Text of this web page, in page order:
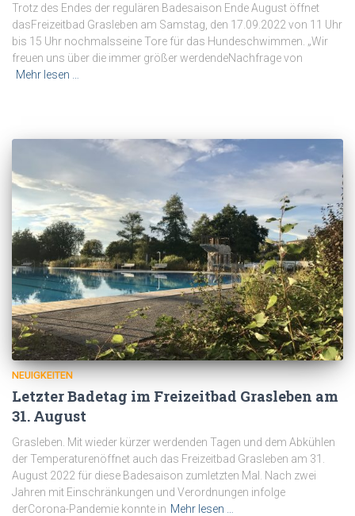
Trotz des Endes der regulären Badesaison Ende August öffnet
dasFreizeitbad Grasleben am Samstag, den 17.09.2022 von 11 Uhr
bis 15 Uhr nochmalsseine Tore für das Hundeschwimmen. „Wir
freuen uns über die immer größer werdendeNachfrage von
Mehr lesen …
NEUIGKEITEN
Letzter Badetag im Freizeitbad Grasleben am
31. August
Grasleben. Mit wieder kürzer werdenden Tagen und dem Abkühlen
der Temperaturenöffnet auch das Freizeitbad Grasleben am 31.
August 2022 für diese Badesaison zumletzten Mal. Nach zwei
Jahren mit Einschränkungen und Verordnungen infolge
derCorona-Pandemie konnte in Mehr lesen …